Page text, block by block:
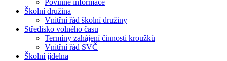
Povinné informace
Školní družina
Vnitřní řád školní družiny
Středisko volného času
Termíny zahájení činnosti kroužků
Vnitřní řád SVČ
Školní jídelna